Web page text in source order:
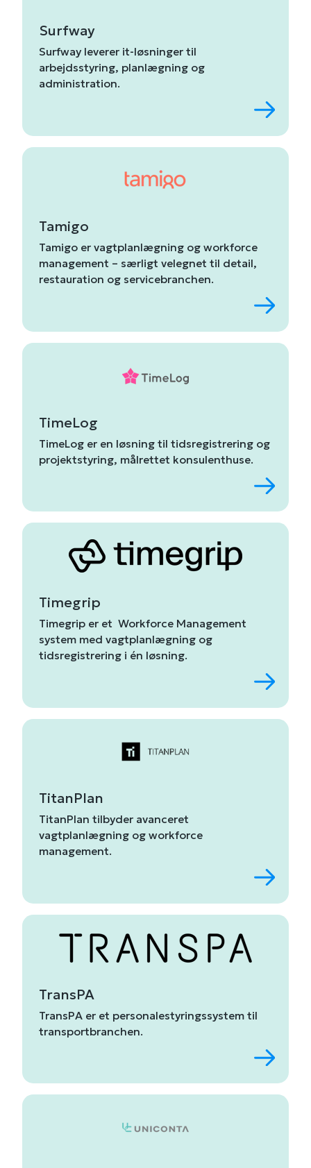
Surfway
Surfway leverer it-løsninger til
arbejdsstyring, planlægning og
administration.
Tamigo
Tamigo er vagtplanlægning og workforce
management – særligt velegnet til detail,
restauration og servicebranchen.
TimeLog
TimeLog er en løsning til tidsregistrering og
projektstyring, målrettet konsulenthuse.
Timegrip
Timegrip er et Workforce Management
system med vagtplanlægning og
tidsregistrering i én løsning.
TitanPlan
TitanPlan tilbyder avanceret
vagtplanlægning og workforce
management.
TransPA
TransPA er et personalestyringssystem til
transportbranchen.